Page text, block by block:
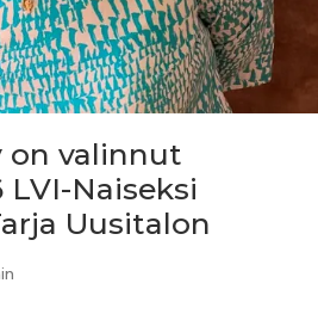
on valinnut
LVI-Naiseksi
Uusitalon